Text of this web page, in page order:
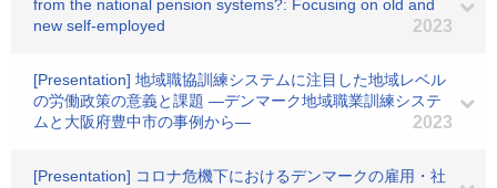
from the national pension systems?: Focusing on old and
new self-employed
2023
[Presentation] 地域職協訓練システムに注目した地域レベル
の労働政策の意義と課題 ―デンマーク地域職業訓練システ
ムと大阪府豊中市の事例から―
2023
[Presentation] コロナ危機下におけるデンマークの雇用・社